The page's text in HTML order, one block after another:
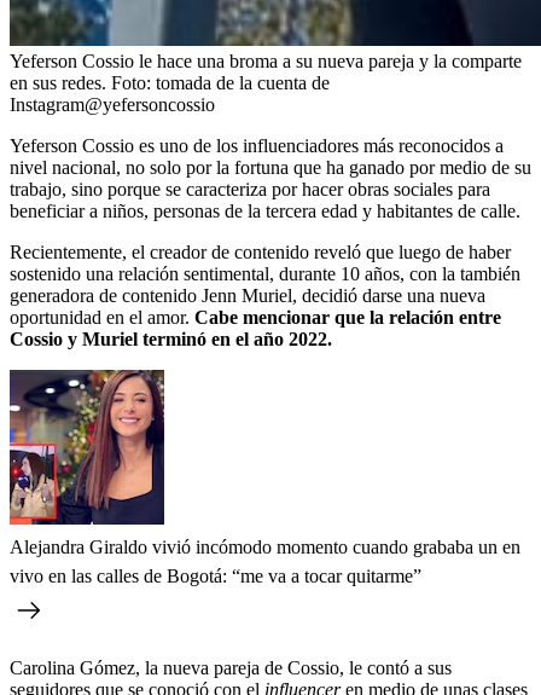
Yeferson Cossio le hace una broma a su nueva pareja y la comparte
en sus redes. Foto: tomada de la cuenta de
Instagram@yefersoncossio
Yeferson Cossio es uno de los influenciadores más reconocidos a
nivel nacional, no solo por la fortuna que ha ganado por medio de su
trabajo, sino porque se caracteriza por hacer obras sociales para
beneficiar a niños, personas de la tercera edad y habitantes de calle.
Recientemente, el creador de contenido reveló que luego de haber
sostenido una relación sentimental, durante 10 años, con la también
generadora de contenido Jenn Muriel, decidió darse una nueva
oportunidad en el amor. Cabe mencionar que la relación entre
Cossio y Muriel terminó en el año 2022.
Alejandra Giraldo vivió incómodo momento cuando grababa un en
vivo en las calles de Bogotá: “me va a tocar quitarme”
Carolina Gómez, la nueva pareja de Cossio, le contó a sus
seguidores que se conoció con el influenceren medio de unas clases